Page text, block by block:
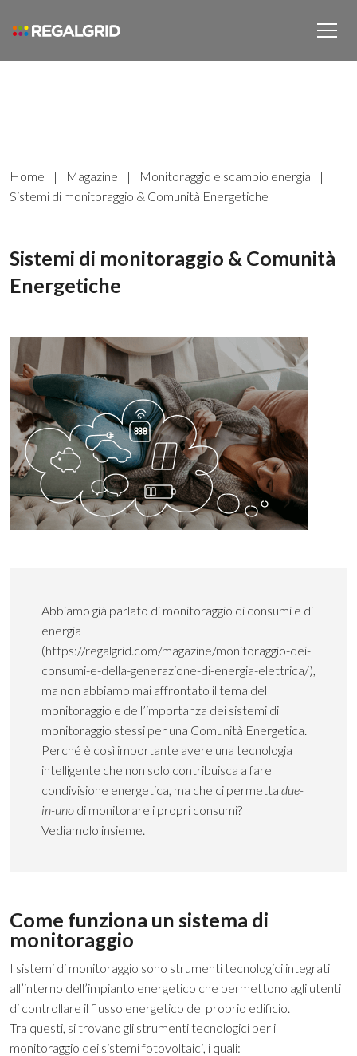
Home | Magazine | Monitoraggio e scambio energia
|
Sistemi di monitoraggio & Comunità Energetiche
Sistemi di monitoraggio & Comunità
Energetiche
Abbiamo già parlato di monitoraggio di consumi e di
energia
(https://regalgrid.com/magazine/monitoraggio-dei-
consumi-e-della-generazione-di-energia-elettrica/),
ma non abbiamo mai affrontato il tema del
monitoraggio e dell’importanza dei sistemi di
monitoraggio stessi per una Comunità Energetica.
Perché è così importante avere una tecnologia
intelligente che non solo contribuisca a fare
condivisione energetica, ma che ci permetta due-
in-uno di monitorare i propri consumi?
Vediamolo insieme.
Come funziona un sistema di
monitoraggio
I sistemi di monitoraggio sono strumenti tecnologici integrati
all’interno dell’impianto energetico che permettono agli utenti
di controllare il flusso energetico del proprio edificio.
Tra questi, si trovano gli strumenti tecnologici per il
monitoraggio dei sistemi fotovoltaici, i quali: